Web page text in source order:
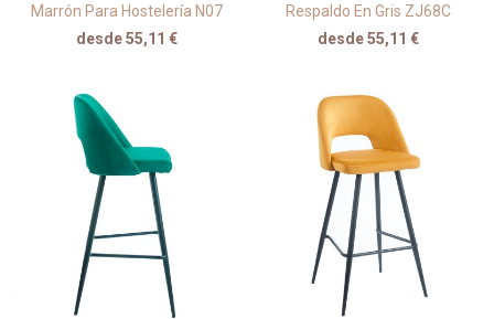
Marrón Para Hostelería N07
desde 55,11 €
Respaldo En Gris ZJ68C
desde 55,11 €